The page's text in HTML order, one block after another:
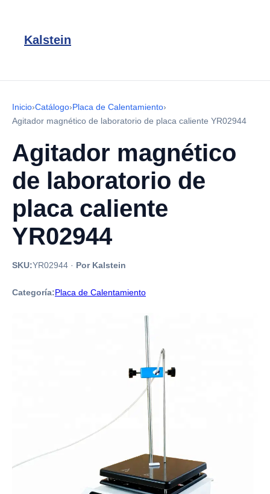
Kalstein
Inicio›Catálogo›Placa de Calentamiento›
Agitador magnético de laboratorio de placa caliente YR02944
Agitador magnético
de laboratorio de
placa caliente
YR02944
SKU:YR02944 · Por Kalstein
Categoría:Placa de Calentamiento